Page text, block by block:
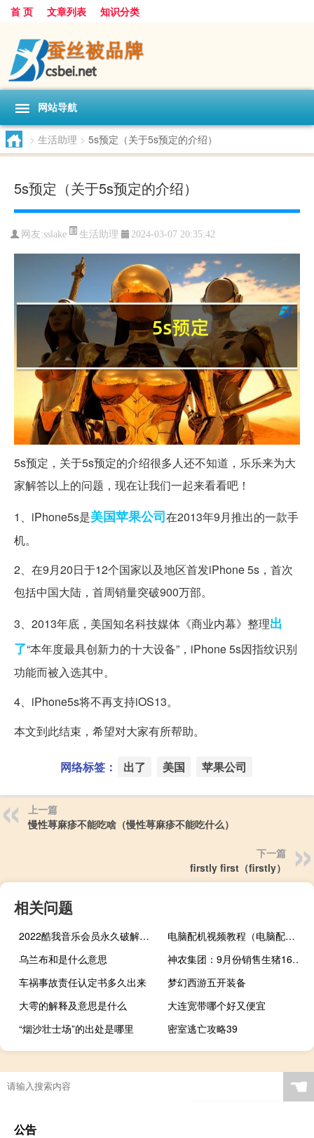
首 页 文章列表 知识分类
网站导航
> 生活助理 > 5s预定（关于5s预定的介绍）
5s预定（关于5s预定的介绍）
网友:sslake 生活助理 2024-03-07 20:35:42
5s预定，关于5s预定的介绍很多人还不知道，乐乐来为大
家解答以上的问题，现在让我们一起来看看吧！
1、iPhone5s是美国苹果公司在2013年9月推出的一款手
机。
2、在9月20日于12个国家以及地区首发iPhone 5s，首次
包括中国大陆，首周销量突破900万部。
3、2013年底，美国知名科技媒体《商业内幕》整理出
了“本年度最具创新力的十大设备”，iPhone 5s因指纹识别
功能而被入选其中。
4、iPhone5s将不再支持iOS13。
本文到此结束，希望对大家有所帮助。
网络标签： 出了 美国 苹果公司
上一篇
慢性荨麻疹不能吃啥（慢性荨麻疹不能吃什么）
下一篇
firstly first（firstly）
相关问题
2022酷我音乐会员永久破解版 V9.1.1.8 吾爱破解版（2022酷我音乐会员永久破解版 V9.1.1.8 吾爱破解版功能简介）
电脑配机视频教程（电脑配机）
乌兰布和是什么意思
神农集团：9月份销售生猪16.37万头 销售收入3.16亿元
车祸事故责任认定书多久出来
梦幻西游五开装备
大雩的解释及意思是什么
大连宽带哪个好又便宜
“烟沙壮士场”的出处是哪里
密室逃亡攻略39
☚
公告